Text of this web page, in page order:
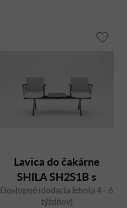
Lavica do čakárne
SHILA SH2S1B s
podrúčkami
Dostupné (dodacia lehota 4 - 6
týždňov)